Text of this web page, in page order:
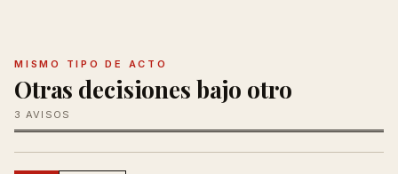
MISMO TIPO DE ACTO
Otras decisiones bajo otro
3 AVISOS